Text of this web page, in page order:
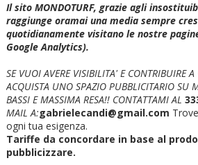
Il sito MONDOTURF, grazie agli
raggiunge oramai una media sempre
quotidianamente visitano le nostre
Google Analytics).
SE VUOI AVERE VISIBILITA' E CONTRIBUIRE
ACQUISTA UNO SPAZIO PUBBLICITARIO SU
BASSI E MASSIMA RESA!! CONTATTAMI AL
MAIL A:gabrielecandi@gmail.com
ogni tua esigenza.
Tariffe da concordare in base al
pubblicizzare.